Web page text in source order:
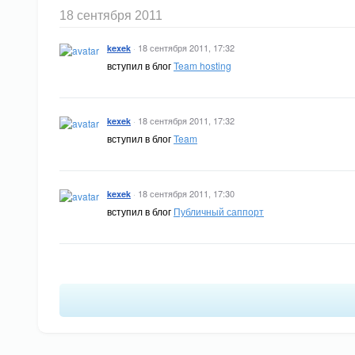
18 сентября 2011
kexek · 18 сентября 2011, 17:32
вступил в блогTeam hosting
kexek · 18 сентября 2011, 17:32
вступил в блогTeam
kexek · 18 сентября 2011, 17:30
вступил в блог Публичный саппорт